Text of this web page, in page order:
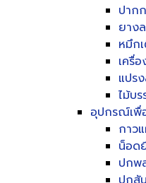
ปาก
ยาง
หมึก
เครื่
แปร
ไม้บ
อุปกรณ์เพื่
กาว
น็อด
ปกพ